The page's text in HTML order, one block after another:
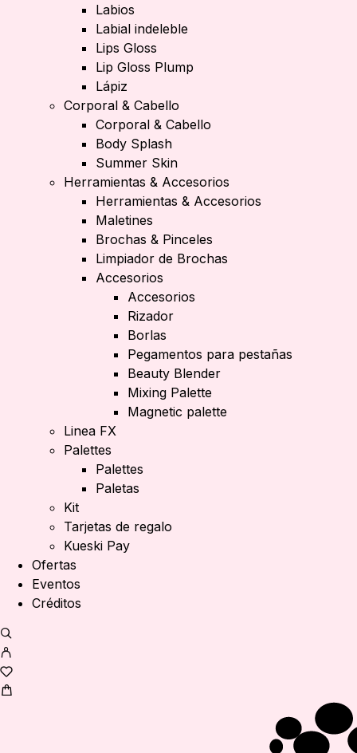
Labios
Labial indeleble
Lips Gloss
Lip Gloss Plump
Lápiz
Corporal & Cabello
Corporal & Cabello
Body Splash
Summer Skin
Herramientas & Accesorios
Herramientas & Accesorios
Maletines
Brochas & Pinceles
Limpiador de Brochas
Accesorios
Accesorios
Rizador
Borlas
Pegamentos para pestañas
Beauty Blender
Mixing Palette
Magnetic palette
Linea FX
Palettes
Palettes
Paletas
Kit
Tarjetas de regalo
Kueski Pay
Ofertas
Eventos
Créditos